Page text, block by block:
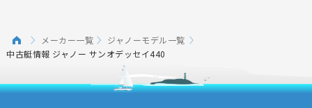
メーカー一覧
ジャノーモデル一覧
中古艇情報 ジャノー サンオデッセイ440